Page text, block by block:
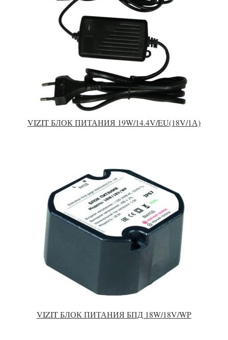
VIZIT БЛОК ПИТАНИЯ 19W/14.4V/EU(18V/1А)
VIZIT БЛОК ПИТАНИЯ БПД 18W/18V/WP